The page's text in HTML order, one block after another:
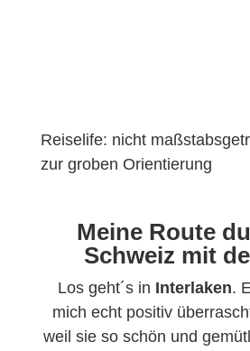
Reiselife: nicht
zur groben Orientierung
Meine Route
Schweiz mit
Los geht´s in Interlaken.
mich echt positiv
weil sie so schön und